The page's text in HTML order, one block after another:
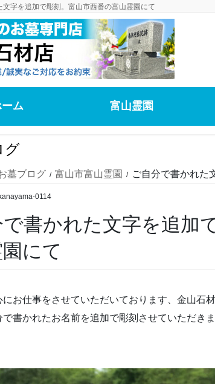
文字を追加で彫刻。富山市西番の富山霊園にて
ム 富山霊園
グ
墓ブログ 富山市富山霊園 ご自分で書かれた
kanayama-0114
書かれた文字を追加
にて
にお仕事をさせていただいております、金山石
書かれたお名前を追加で彫刻させていただき